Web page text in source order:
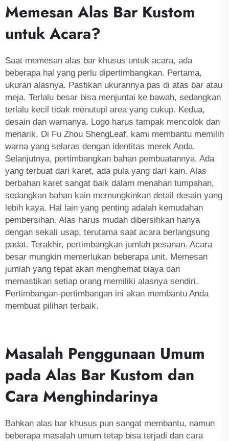
Memesan Alas Bar Kustom
untuk Acara?
Saat memesan alas bar khusus untuk acara, ada
beberapa hal yang perlu dipertimbangkan. Pertama,
ukuran alasnya. Pastikan ukurannya pas di atas bar atau
meja. Terlalu besar bisa menjuntai ke bawah, sedangkan
terlalu kecil tidak menutupi area yang cukup. Kedua,
desain dan warnanya. Logo harus tampak mencolok dan
menarik. Di Fu Zhou ShengLeaf, kami membantu memilih
warna yang selaras dengan identitas merek Anda.
Selanjutnya, pertimbangkan bahan pembuatannya. Ada
yang terbuat dari karet, ada pula yang dari kain. Alas
berbahan karet sangat baik dalam menahan tumpahan,
sedangkan bahan kain memungkinkan detail desain yang
lebih kaya. Hal lain yang penting adalah kemudahan
pembersihan. Alas harus mudah dibersihkan hanya
dengan sekali usap, terutama saat acara berlangsung
padat. Terakhir, pertimbangkan jumlah pesanan. Acara
besar mungkin memerlukan beberapa unit. Memesan
jumlah yang tepat akan menghemat biaya dan
memastikan setiap orang memiliki alasnya sendiri.
Pertimbangan-pertimbangan ini akan membantu Anda
membuat pilihan terbaik.
Masalah Penggunaan Umum
pada Alas Bar Kustom dan
Cara Menghindarinya
Bahkan alas bar khusus pun sangat membantu, namun
beberapa masalah umum tetap bisa terjadi dan cara